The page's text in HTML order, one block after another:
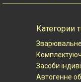
Категории
Засоби
Автогенне